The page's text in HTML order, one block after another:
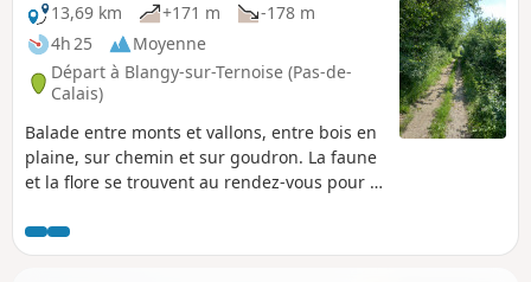
13,69 km
+171 m
-178 m
4h 25
Moyenne
Départ à Blangy-sur-Ternoise (Pas-de-
Calais)
Balade entre monts et vallons, entre bois en
plaine, sur chemin et sur goudron. La faune
et la flore se trouvent au rendez-vous pour le
grimpettes mais rien d'insurmontable.